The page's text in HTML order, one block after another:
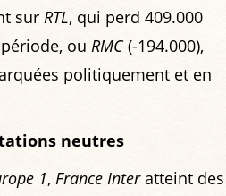
sur RTL, qui perd 409.000
ou RMC(-194.000),
politiquement et en
neutres
1, France Interatteint des